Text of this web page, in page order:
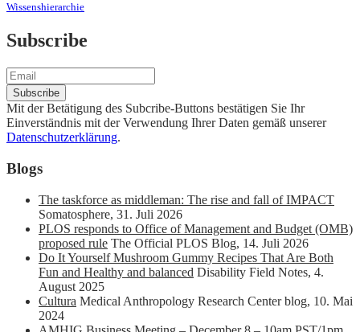
Wissenshierarchie
Subscribe
Mit der Betätigung des Subcribe-Buttons bestätigen Sie Ihr
Einverständnis mit der Verwendung Ihrer Daten gemäß unserer
Datenschutzerklärung.
Blogs
The taskforce as middleman: The rise and fall of IMPACT
Somatosphere, 31. Juli 2026
PLOS responds to Office of Management and Budget (OMB)
proposed rule The Official PLOS Blog, 14. Juli 2026
Do It Yourself Mushroom Gummy Recipes That Are Both
Fun and Healthy and balanced Disability Field Notes, 4.
August 2025
Cultura Medical Anthropology Research Center blog, 10. Mai
2024